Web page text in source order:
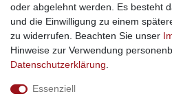
Sichere Bestellung und Zahlung via
oder abgelehnt werden. Es besteht
und die Einwilligung zu einem
zu widerrufen. Beachten Sie unser
Hinweise zur Verwendung
Daten­schutz­erklärung
Essenziell